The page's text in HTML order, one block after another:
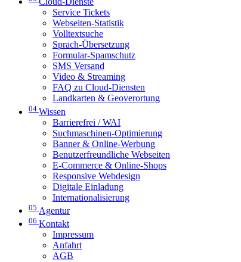
Service Tickets
Webseiten-Statistik
Volltextsuche
Sprach-Übersetzung
Formular-Spamschutz
SMS Versand
Video & Streaming
FAQ zu Cloud-Diensten
Landkarten & Geoverortung
04 Wissen
Barrierefrei / WAI
Suchmaschinen-Optimierung
Banner & Online-Werbung
Benutzerfreundliche Webseiten
E-Commerce & Online-Shops
Responsive Webdesign
Digitale Einladung
Internationalisierung
05 Agentur
06 Kontakt
Impressum
Anfahrt
AGB